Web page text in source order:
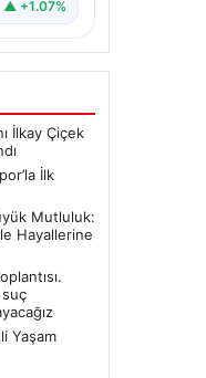
▲ +1.07%
İlkay Çiçek
İlk
Mutluluk:
Hayallerine
Yaşam